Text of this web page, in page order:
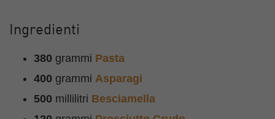
Ingredienti
380 grammi Pasta
400 grammi Asparagi
500 millilitri Besciamella